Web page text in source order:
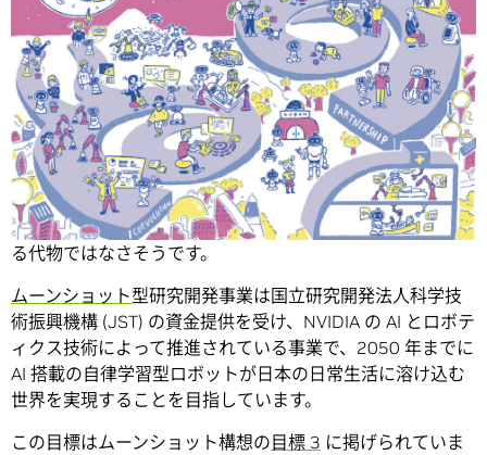
Share
スマートフォン以来の次世代ユニバーサル技術が間もなく
登場します。ただし今度の主役は、ポケットに気軽に収ま
る代物ではなさそうです。
ムーンショット型研究開発事業は国立研究開発法人科学技
術振興機構 (JST) の資金提供を受け、NVIDIA の AI とロボテ
ィクス技術によって推進されている事業で、2050 年までに
AI 搭載の自律学習型ロボットが日本の日常生活に溶け込む
世界を実現することを目指しています。
この目標はムーンショット構想の目標 3 に掲げられていま